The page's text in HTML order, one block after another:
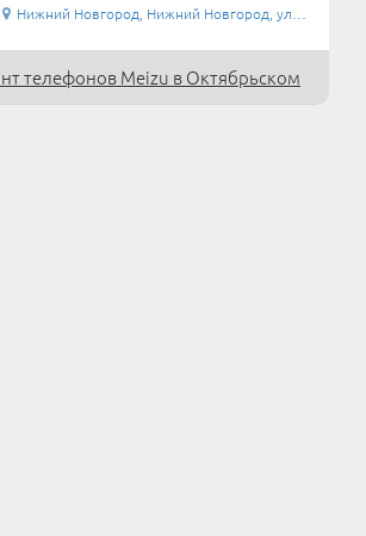
Нижний Новгород, Нижний Новгород, ул.Островского ...
телефонов Meizu в Октябрьском